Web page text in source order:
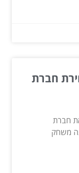
חברת
חברת
משחק